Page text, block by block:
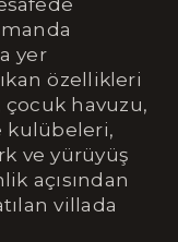
yer
özellikleri
çocuk havuzu,
kulübeleri,
ve yürüyüş
açısından
villada